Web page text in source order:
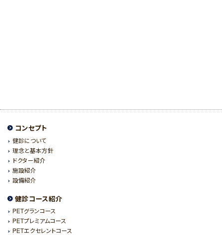
コンセプト
健診について
理念と基本方針
ドクター紹介
施設紹介
設備紹介
健診コース紹介
PETグランコース
PETプレミアムコース
PETエクセレントコース